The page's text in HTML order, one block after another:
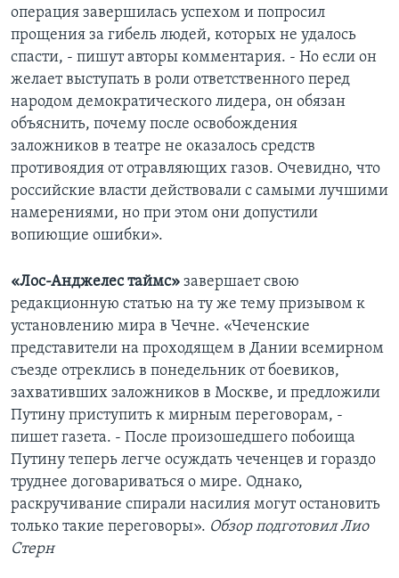
операция завершилась успехом и попросил
прощения за гибель людей, которых не удалось
спасти, - пишут авторы комментария. - Но если он
желает выступать в роли ответственного перед
народом демократического лидера, он обязан
объяснить, почему после освобождения
заложников в театре не оказалось средств
противоядия от отравляющих газов. Очевидно, что
российские власти действовали с самыми лучшими
намерениями, но при этом они допустили
вопиющие ошибки».
«Лос-Анджелес таймс» завершает свою
редакционную статью на ту же тему призывом к
установлению мира в Чечне. «Чеченские
представители на проходящем в Дании всемирном
съезде отреклись в понедельник от боевиков,
захвативших заложников в Москве, и предложили
Путину приступить к мирным переговорам, -
пишет газета. - После произошедшего побоища
Путину теперь легче осуждать чеченцев и гораздо
труднее договариваться о мире. Однако,
раскручивание спирали насилия могут остановить
только такие переговоры». Обзор подготовил Лио
Стерн